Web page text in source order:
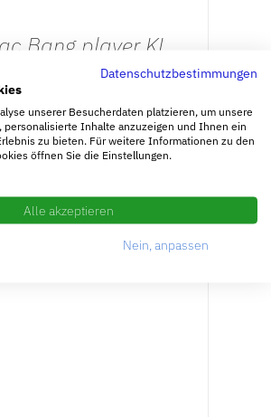
Bang player KL
3-5 Werktage + 3Wochen
Datenschutzbestimmungen
unserer Besucherdaten platzieren, um unsere
personalisierte Inhalte anzuzeigen und Ihnen ein
zu bieten. Für weitere Informationen zu den
öffnen Sie die Einstellungen.
Alle akzeptieren
Nein, anpassen